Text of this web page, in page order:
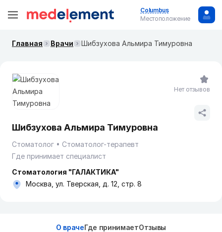
Columbus
Местоположение
Главная Врачи Шибзухова Альмира Тимуровна
Шибзухова Альмира Тимуровна
Стоматолог
Стоматолог-терапевт
Где принимает специалист
Стоматология "ГАЛАКТИКА"
Москва, ул. Тверская, д. 12, стр. 8
Нет отзывов
О врачеГде принимаетОтзывы